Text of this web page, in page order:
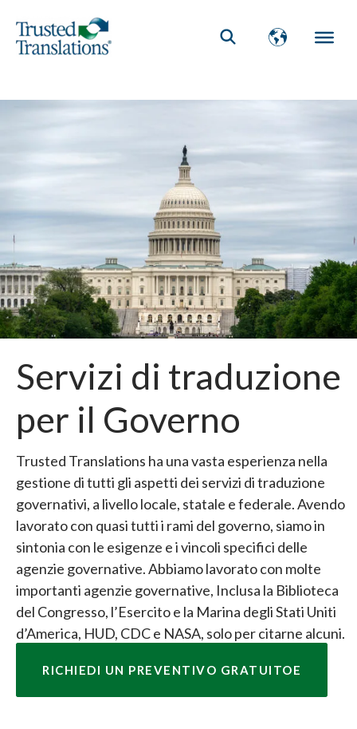
Servizi di traduzione
per il Governo
Trusted Translations ha una vasta esperienza nella
gestione di tutti gli aspetti dei servizi di traduzione
governativi, a livello locale, statale e federale. Avendo
lavorato con quasi tutti i rami del governo, siamo in
sintonia con le esigenze e i vincoli specifici delle
agenzie governative. Abbiamo lavorato con molte
importanti agenzie governative, Inclusa la Biblioteca
del Congresso, l’Esercito e la Marina degli Stati Uniti
d’America, HUD, CDC e NASA, solo per citarne alcuni.
RICHIEDI UN PREVENTIVO GRATUITOE